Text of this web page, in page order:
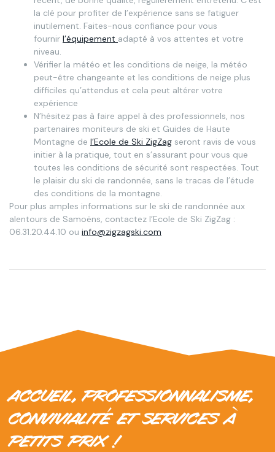
la clé pour profiter de l’expérience sans se fatiguer
inutilement. Faites-nous confiance pour vous
fournir l’équipement adapté à vos attentes et votre
niveau.
Vérifier la météo et les conditions de neige, la météo
peut-être changeante et les conditions de neige plus
difficiles qu’attendus et cela peut altérer votre
expérience
N’hésitez pas à faire appel à des professionnels, nos
partenaires moniteurs de ski et Guides de Haute
Montagne de l’Ecole de Ski ZigZag seront ravis de vous
initier à la pratique, tout en s’assurant pour vous que
toutes les conditions de sécurité sont respectées. Tout
le plaisir du ski de randonnée, sans le tracas de l’étude
des conditions de la montagne.
Pour plus amples informations sur le ski de randonnée aux
alentours de Samoëns, contactez l’Ecole de Ski ZigZag :
06.31.20.44.10 ou info@zigzagski.com
ACCUEIL, PROFESSIONNALISME,
CONVIVIALITÉ ET SERVICES À
PETITS PRIX !